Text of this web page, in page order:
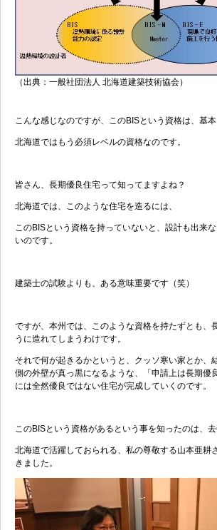
（出典：一般社団法人 北海道建築技術協会）
こんな感じなのですが、このBISという資格は、基本
北海道ではもう必須レベルの資格なのです。
皆さん、長期優良住宅って知ってますよね？
北海道では、このような住宅を造るには、
このBISという資格を持っていないと、設計も出来
いのです。
建築士の試験よりも、ある意味重要です（笑）
ですが、本州では、このような資格を持たずとも、
うに造れてしまうわけです。
それで何が起きるかというと、クッソ寒い家とか、
側の外壁が真っ黒になるような、「申請上は長期優
には全然優良ではない住宅が完成していくのです。
このBISという資格があるという事を知ったのは、去
北海道で活躍しておられる、私の尊敬する山本亜耕
きました。